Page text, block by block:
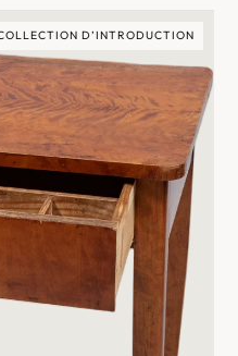
D’INTRODUCTION